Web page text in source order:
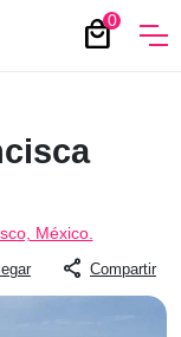
0
local_mall
México.
share Compartir